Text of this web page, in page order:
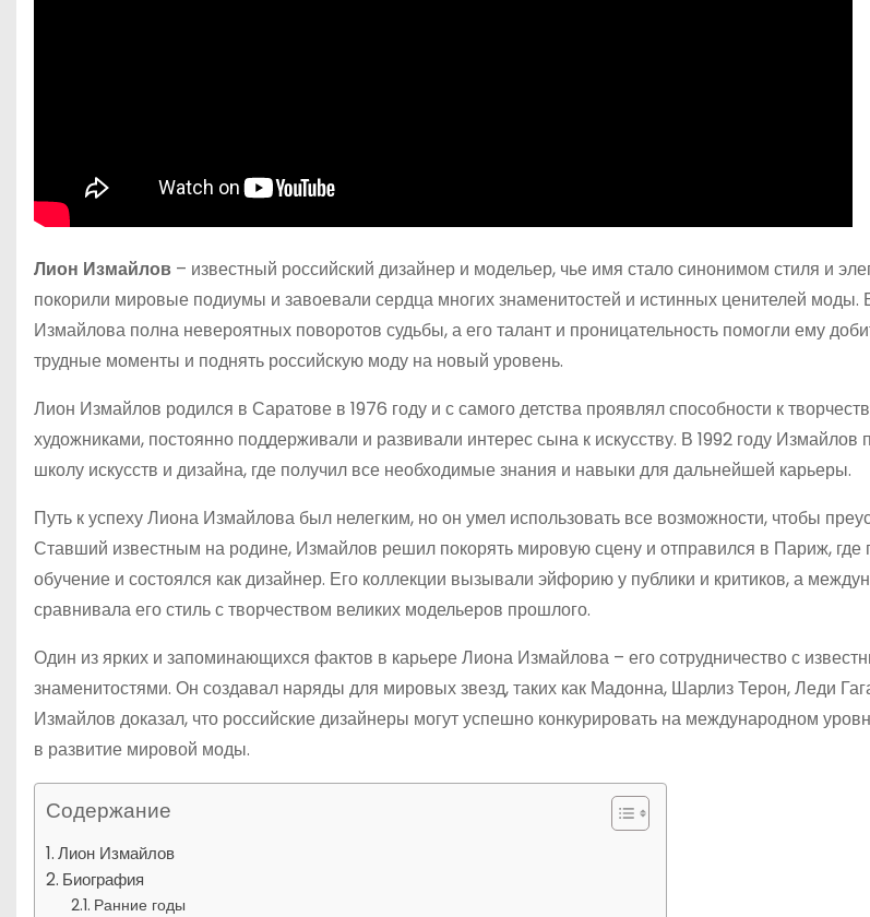
Лион Измайлов – известный российский дизайнер и модельер, чье имя стало синонимом стиля и
покорили мировые подиумы и завоевали сердца многих знаменитостей и истинных ценителей
Измайлова полна невероятных поворотов судьбы, а его талант и проницательность помогли ему
трудные моменты и поднять российскую моду на новый уровень.
Лион Измайлов родился в Саратове в 1976 году и с самого детства проявлял способности к
художниками, постоянно поддерживали и развивали интерес сына к искусству. В 1992 году
школу искусств и дизайна, где получил все необходимые знания и навыки для дальнейшей карьеры.
Путь к успеху Лиона Измайлова был нелегким, но он умел использовать все возможности, чтобы
Ставший известным на родине, Измайлов решил покорять мировую сцену и отправился в Париж, где
обучение и состоялся как дизайнер. Его коллекции вызывали эйфорию у публики и критиков, а
сравнивала его стиль с творчеством великих модельеров прошлого.
Один из ярких и запоминающихся фактов в карьере Лиона Измайлова – его сотрудничество с
знаменитостями. Он создавал наряды для мировых звезд, таких как Мадонна, Шарлиз Терон, Леди
Измайлов доказал, что российские дизайнеры могут успешно конкурировать на международном
в развитие мировой моды.
Содержание
Лион Измайлов
Биография
Ранние годы